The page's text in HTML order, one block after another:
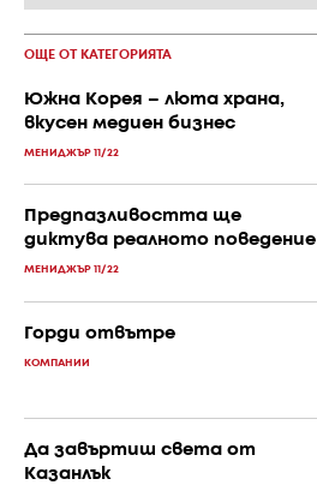
ОЩЕ ОТ КАТЕГОРИЯТА
Южна Корея – люта храна,
вкусен медиен бизнес
МЕНИДЖЪР 11/22
Предпазливостта ще
диктува реалното поведение
МЕНИДЖЪР 11/22
Горди отвътре
КОМПАНИИ
Да завъртиш света от
Казанлък